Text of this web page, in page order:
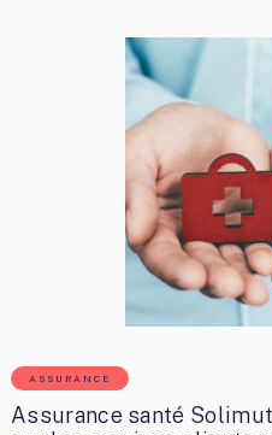
ASSURANCE
Assurance santé